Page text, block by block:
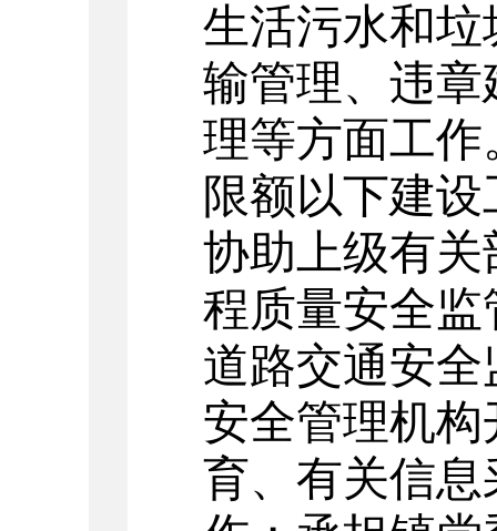
生活污水和
输管理、 违章
理等方面工作
限额以下建
协助上级有
程质量安全监
道路交通安
安全管理机
育、有关信